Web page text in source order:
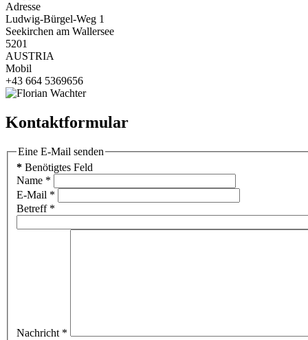
Adresse
Ludwig-Bürgel-Weg 1
Seekirchen am Wallersee
5201
AUSTRIA
Mobil
+43 664 5369656
Kontaktformular
Eine E-Mail senden
* Benötigtes Feld
Name *
E-Mail *
Betreff*
Nachricht *